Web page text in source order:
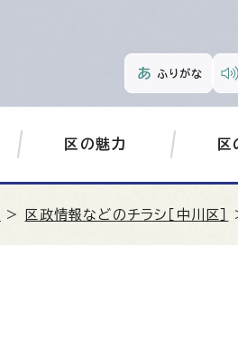
ふりがな
区の魅力 区
> 区政情報などのチラシ［中川区］